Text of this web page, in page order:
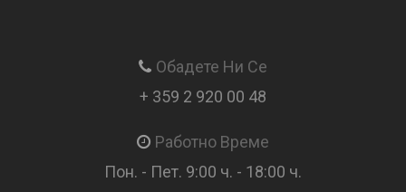
Обадете Ни Се
+ 359 2 920 00 48
Работно Време
Пон. - Пет. 9:00 ч. - 18:00 ч.